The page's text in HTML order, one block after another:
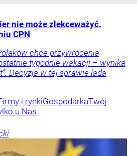
nie może zlekceważyć.
CPN
chce przywrócenia
tygodnie wakacji – wynika
Decyzja w tej sprawie lada
i rynkiGospodarkaTwój
u Nas